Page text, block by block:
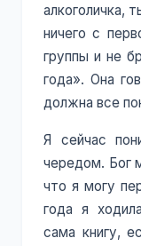
алкоголичка,
ничего с
группы и не
года». Она
должна все
Я сейчас
чередом. Бог
что я могу
года я
сама книгу,